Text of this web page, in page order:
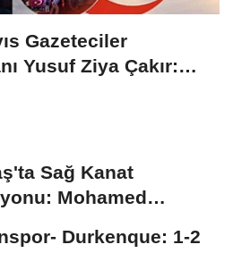
Gazeteciler
Yusuf Ziya Çakır:
Sağ Kanat
Mohamed
Durkenque: 1-2